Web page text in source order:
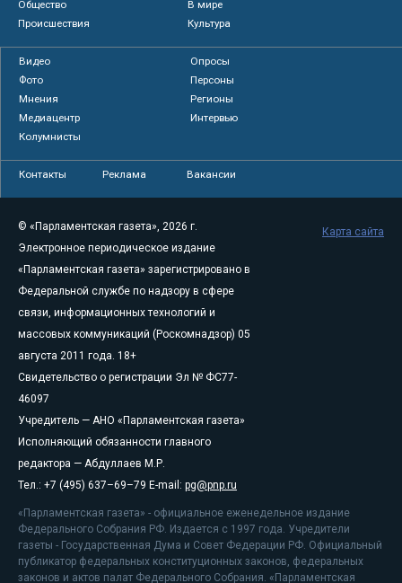
Общество
В мире
Происшествия
Культура
Видео
Опросы
Фото
Персоны
Мнения
Регионы
Медиацентр
Интервью
Колумнисты
Контакты Реклама Вакансии
© «Парламентская газета», 2026 г.
Электронное периодическое издание
«Парламентская газета» зарегистрировано в
Федеральной службе по надзору в сфере
связи, информационных технологий и
массовых коммуникаций (Роскомнадзор) 05
августа 2011 года. 18+
Свидетельство о регистрации Эл № ФС77-
46097
Учредитель — АНО «Парламентская газета»
Исполняющий обязанности главного
редактора — Абдуллаев М.Р.
Тел.: +7 (495) 637–69–79 E-mail: pg@pnp.ru
«Парламентская газета» - официальное еженедельное издание
Федерального Собрания РФ. Издается с 1997 года. Учредители
газеты - Государственная Дума и Совет Федерации РФ. Официальный
публикатор федеральных конституционных законов, федеральных
законов и актов палат Федерального Собрания. «Парламентская
Карта сайта